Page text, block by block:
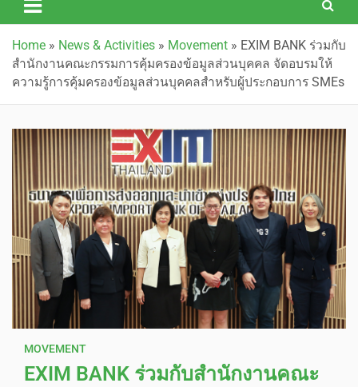
Home » News & Activities » Movement » EXIM BANK ร่วมกับ
สำนักงานคณะกรรมการคุ้มครองข้อมูลส่วนบุคคล จัดอบรมให้
ความรู้การคุ้มครองข้อมูลส่วนบุคคลสำหรับผู้ประกอบการ SMEs
MOVEMENT
EXIM BANK ร่วมกับสำนักงานคณะ